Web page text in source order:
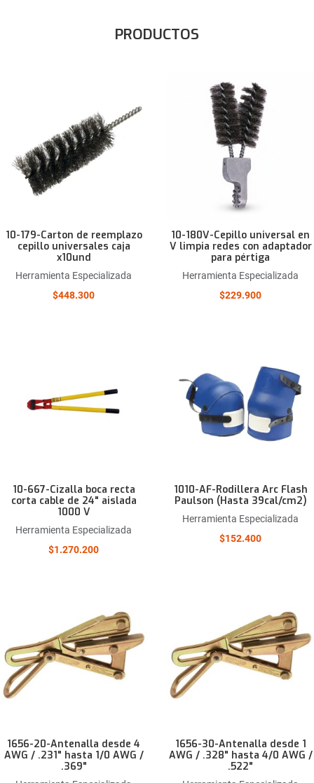
PRODUCTOS
Añadir a la lista de deseos
Comparar este producto
10-179-Carton de reemplazo
cepillo universales caja
x10und
Herramienta Especializada
$448.300
10-180V-Cepillo universal en
V limpia redes con adaptador
para pértiga
Herramienta Especializada
$229.900
Quick View
10-667-Cizalla boca recta
corta cable de 24" aislada
1000 V
Herramienta Especializada
$1.270.200
1010-AF-Rodillera Arc Flash
Paulson (Hasta 39cal/cm2)
Herramienta Especializada
$152.400
Comparar este producto
Quick View
1656-20-Antenalla desde 4
AWG / .231" hasta 1/0 AWG /
.369"
1656-30-Antenalla desde 1
AWG / .328" hasta 4/0 AWG /
.522"